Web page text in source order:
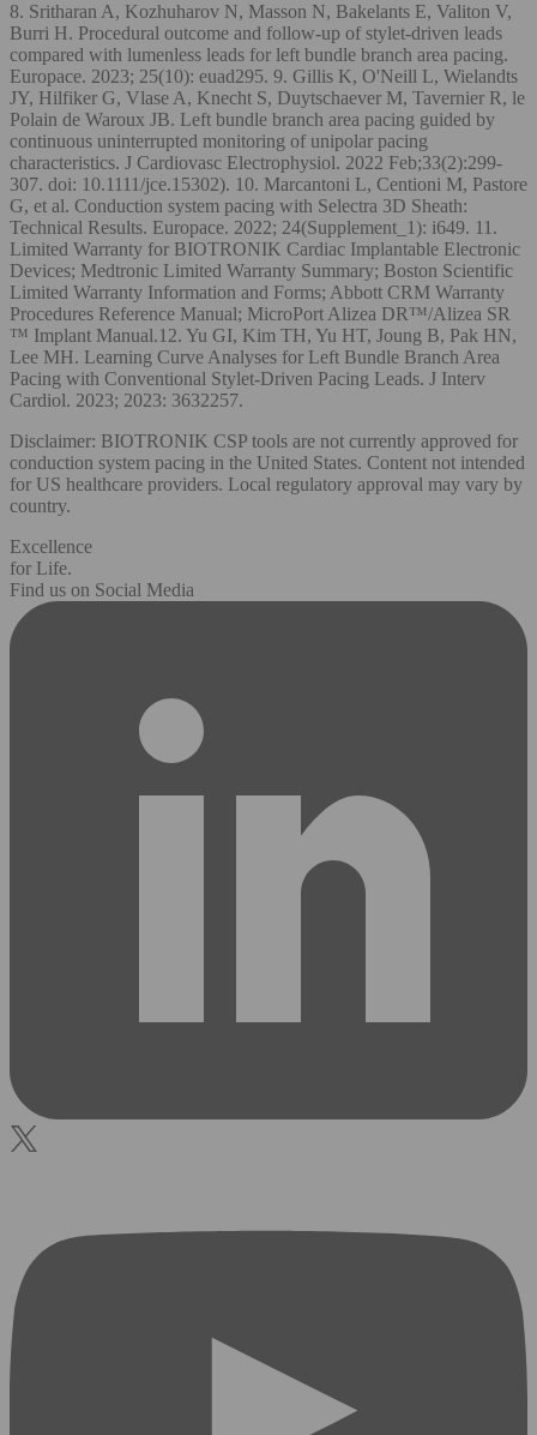
8. Sritharan A, Kozhuharov N, Masson N, Bakelants E, Valiton V,
Burri H. Procedural outcome and follow-up of stylet-driven leads
compared with lumenless leads for left bundle branch area pacing.
Europace. 2023; 25(10): euad295. 9. Gillis K, O'Neill L, Wielandts
JY, Hilfiker G, Vlase A, Knecht S, Duytschaever M, Tavernier R, le
Polain de Waroux JB. Left bundle branch area pacing guided by
continuous uninterrupted monitoring of unipolar pacing
characteristics. J Cardiovasc Electrophysiol. 2022 Feb;33(2):299-
307. doi: 10.1111/jce.15302). 10. Marcantoni L, Centioni M, Pastore
G, et al. Conduction system pacing with Selectra 3D Sheath:
Technical Results. Europace. 2022; 24(Supplement_1): i649. 11.
Limited Warranty for BIOTRONIK Cardiac Implantable Electronic
Devices; Medtronic Limited Warranty Summary; Boston Scientific
Limited Warranty Information and Forms; Abbott CRM Warranty
Procedures Reference Manual; MicroPort Alizea DR™/Alizea SR
™ Implant Manual.12. Yu GI, Kim TH, Yu HT, Joung B, Pak HN,
Lee MH. Learning Curve Analyses for Left Bundle Branch Area
Pacing with Conventional Stylet-Driven Pacing Leads. J Interv
Cardiol. 2023; 2023: 3632257.
Disclaimer: BIOTRONIK CSP tools are not currently approved for
conduction system pacing in the United States. Content not intended
for US healthcare providers. Local regulatory approval may vary by
country.
Excellence
for Life.
Find us on Social Media